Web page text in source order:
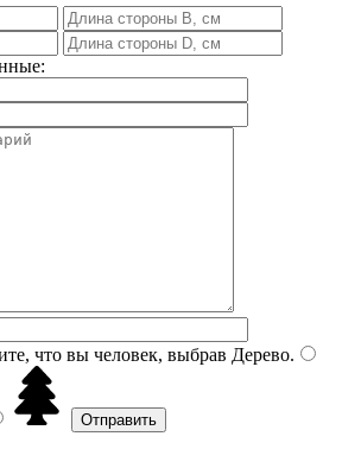
что вы человек, выбрав Дерево.